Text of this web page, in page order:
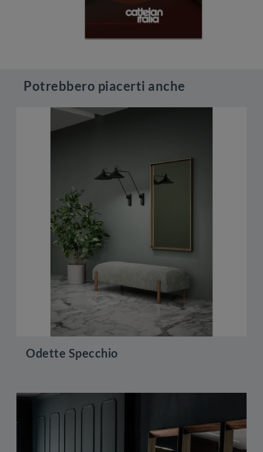
Potrebbero piacerti anche
Odette Specchio